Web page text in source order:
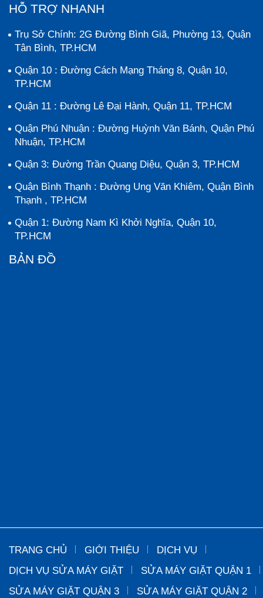
HỖ TRỢ NHANH
Trụ Sở Chính: 2G Đường Bình Giã, Phường 13, Quận
Tân Bình, TP.HCM
Quận 10 : Đường Cách Mạng Tháng 8, Quận 10,
TP.HCM
Quận 11 : Đường Lê Đại Hành, Quận 11, TP.HCM
Quận Phú Nhuận : Đường Huỳnh Văn Bánh, Quận Phú
Nhuận, TP.HCM
Quận 3: Đường Trần Quang Diệu, Quận 3, TP.HCM
Quận Bình Thạnh : Đường Ung Văn Khiêm, Quận Bình
Thạnh , TP.HCM
Quận 1: Đường Nam Kì Khởi Nghĩa, Quận 10,
TP.HCM
BẢN ĐỒ
TRANG CHỦ GIỚI THIỆU
DỊCH VỤ
DỊCH VỤ SỬA MÁY GIẶT
SỬA MÁY GIẶT QUẬN 1
SỬA MÁY GIẶT QUẬN 3
SỬA MÁY GIẶT QUẬN 2